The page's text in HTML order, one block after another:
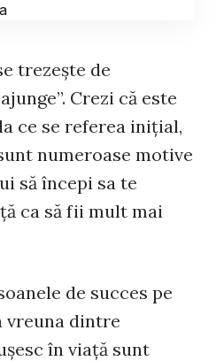
trezeşte de
Crezi că este
ce se referea iniţial,
numeroase motive
să începi sa te
ca să fii mult mai
de succes pe
vreuna dintre
în viaţă sunt